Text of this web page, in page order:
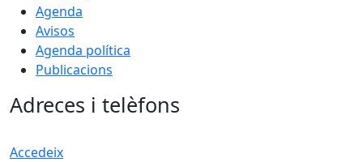
Agenda
Avisos
Agenda política
Publicacions
Adreces i telèfons
Accedeix